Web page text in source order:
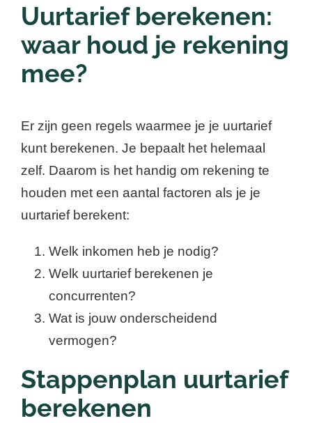
Uurtarief berekenen:
waar houd je rekening
mee?
Er zijn geen regels waarmee je je uurtarief
kunt berekenen. Je bepaalt het helemaal
zelf. Daarom is het handig om rekening te
houden met een aantal factoren als je je
uurtarief berekent:
Welk inkomen heb je nodig?
Welk uurtarief berekenen je
concurrenten?
Wat is jouw onderscheidend
vermogen?
Stappenplan uurtarief
berekenen